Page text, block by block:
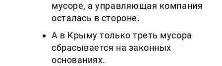
мусоре, а управляющая компания
осталась в стороне.
А в Крыму только треть мусора
сбрасывается на законных
основаниях.